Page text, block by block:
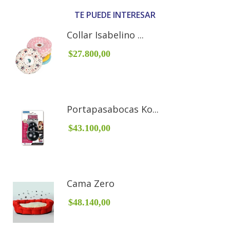
TE PUEDE INTERESAR
Collar Isabelino ...
$27.800,00
Portapasabocas Ko...
$43.100,00
Cama Zero
$48.140,00